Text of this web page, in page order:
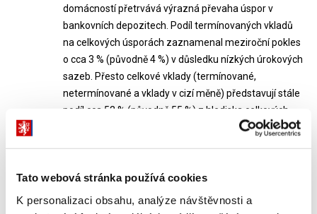
Tato webová stránka používá cookies
K personalizaci obsahu, analýze návštěvnosti a
domácností přetrvává výrazná převaha úspor v
bankovních depozitech. Podíl termínovaných vkladů
na celkových úsporách zaznamenal meziroční pokles
o cca 3 % (původně 4 %) v důsledku nízkých úrokových
sazeb. Přesto celkové vklady (termínované,
netermínované a vklady v cizí měně) představují stále
podíl cca 52 % (původně 55 %) z hlediska celkových
úspor. Největšího podílu cca 29 % (původně 40 %) na
naopak pokles zaznamenaly vklady v cizí měně.